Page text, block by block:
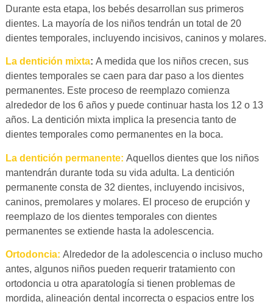
Durante esta etapa, los bebés desarrollan sus primeros
dientes. La mayoría de los niños tendrán un total de 20
dientes temporales, incluyendo incisivos, caninos y molares.
La dentición mixta: A medida que los niños crecen, sus
dientes temporales se caen para dar paso a los dientes
permanentes. Este proceso de reemplazo comienza
alrededor de los 6 años y puede continuar hasta los 12 o 13
años. La dentición mixta implica la presencia tanto de
dientes temporales como permanentes en la boca.
La dentición permanente: Aquellos dientes que los niños
mantendrán durante toda su vida adulta. La dentición
permanente consta de 32 dientes, incluyendo incisivos,
caninos, premolares y molares. El proceso de erupción y
reemplazo de los dientes temporales con dientes
permanentes se extiende hasta la adolescencia.
Ortodoncia: Alrededor de la adolescencia o incluso mucho
antes, algunos niños pueden requerir tratamiento con
ortodoncia u otra aparatología si tienen problemas de
mordida, alineación dental incorrecta o espacios entre los